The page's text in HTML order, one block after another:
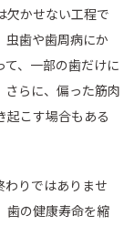
欠かせない工程で
虫歯や歯周病にか
、一部の歯だけに
らに、偏った筋肉
起こす場合もある
わりではありませ
歯の健康寿命を縮